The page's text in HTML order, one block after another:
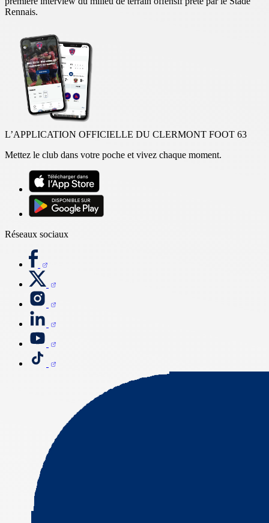
Rennais.
L’APPLICATION OFFICIELLE DU CLERMONT FOOT 63
Mettez le club dans votre poche et vivez chaque moment.
Réseaux sociaux